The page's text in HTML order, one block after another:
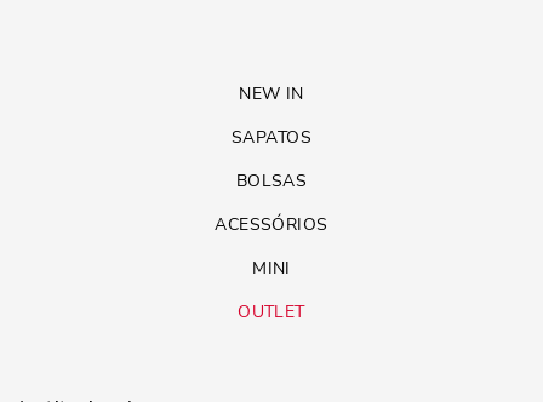
NEW IN
SAPATOS
BOLSAS
ACESSÓRIOS
MINI
OUTLET